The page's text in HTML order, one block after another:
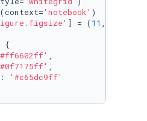
'notebook' )
] = ( 11 ,
{
,
,
:
'#c65dc9ff'